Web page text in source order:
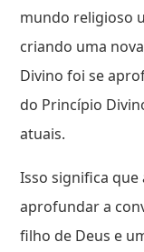
mundo religioso
criando uma
Divino foi se
do Princípio
atuais.
Isso significa que
aprofundar a
filho de Deus e